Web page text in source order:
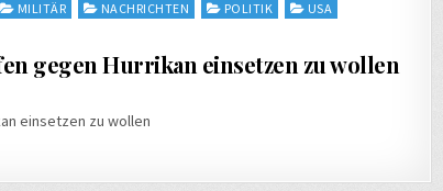
MILITÄR NACHRICHTEN POLITIK
USA
gegen Hurrikan einsetzen zu wollen
einsetzen zu wollen